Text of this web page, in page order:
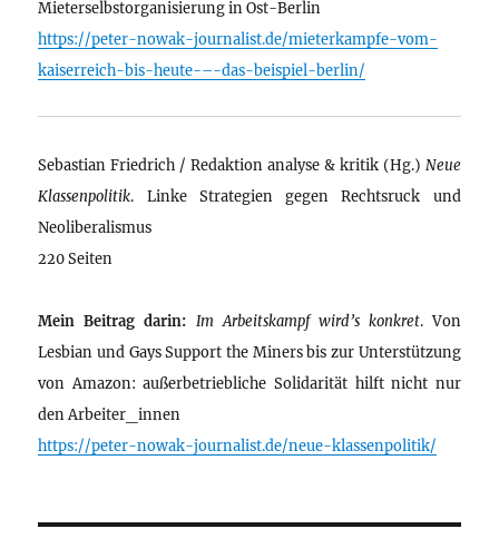
Mieterselbstorganisierung in Ost-Berlin
https://peter-nowak-journalist.de/mieterkampfe-vom-
kaiserreich-bis-heute-–-das-beispiel-berlin/
Sebastian Friedrich / Redaktion analyse & kritik (Hg.) Neue
Klassenpolitik. Linke Strategien gegen Rechtsruck und
Neoliberalismus
220 Seiten
Mein Beitrag darin: Im Arbeitskampf wird’s konkret. Von
Lesbian und Gays Support the Miners bis zur Unterstützung
von Amazon: außerbetriebliche Solidarität hilft nicht nur
den Arbeiter_innen
https://peter-nowak-journalist.de/neue-klassenpolitik/